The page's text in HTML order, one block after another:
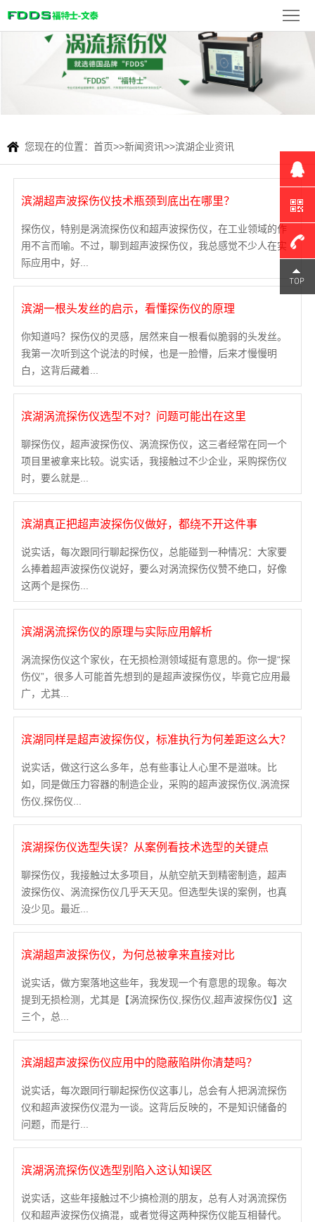
首
品
展
新
闻
检 您现在的位置： 首页>>新闻资讯>>滨湖企业资讯
滨湖超声波探伤仪技术瓶颈到底出在哪里？
探伤仪，特别是涡流探伤仪和超声波探伤仪，在工业领域的作
用不言而喻。不过，聊到超声波探伤仪，我总感觉不少人在实
际应用中，好...
滨湖一根头发丝的启示，看懂探伤仪的原理
你知道吗？探伤仪的灵感，居然来自一根看似脆弱的头发丝。
我第一次听到这个说法的时候，也是一脸懵，后来才慢慢明
白，这背后藏着...
滨湖涡流探伤仪选型不对？问题可能出在这里
聊探伤仪，超声波探伤仪、涡流探伤仪，这三者经常在同一个
项目里被拿来比较。说实话，我接触过不少企业，采购探伤仪
时，要么就是...
滨湖真正把超声波探伤仪做好，都绕不开这件事
说实话，每次跟同行聊起探伤仪，总能碰到一种情况：大家要
么捧着超声波探伤仪说好，要么对涡流探伤仪赞不绝口，好像
这两个是探伤...
滨湖涡流探伤仪的原理与实际应用解析
涡流探伤仪这个家伙，在无损检测领域挺有意思的。你一提“探
伤仪”，很多人可能首先想到的是超声波探伤仪，毕竟它应用最
广，尤其...
滨湖同样是超声波探伤仪，标准执行为何差距这么大？
说实话，做这行这么多年，总有些事让人心里不是滋味。比
如，同是做压力容器的制造企业，采购的超声波探伤仪,涡流探
伤仪,探伤仪...
滨湖探伤仪选型失误？从案例看技术选型的关键点
聊探伤仪，我接触过太多项目，从航空航天到精密制造，超声
波探伤仪、涡流探伤仪几乎天天见。但选型失误的案例，也真
没少见。最近...
滨湖超声波探伤仪，为何总被拿来直接对比
说实话，做方案落地这些年，我发现一个有意思的现象。每次
提到无损检测，尤其是【涡流探伤仪,探伤仪,超声波探伤仪】这
三个，总...
滨湖超声波探伤仪应用中的隐蔽陷阱你清楚吗？
说实话，每次跟同行聊起探伤仪这事儿，总会有人把涡流探伤
仪和超声波探伤仪混为一谈。这背后反映的，不是知识储备的
问题，而是行...
滨湖涡流探伤仪选型别陷入这认知误区
说实话，这些年接触过不少搞检测的朋友，总有人对涡流探伤
仪和超声波探伤仪搞混，或者觉得这两种探伤仪能互相替代。
180-